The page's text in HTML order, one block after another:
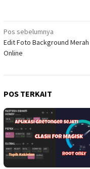
Navigasi
pos
Pos sebelumnya
Edit Foto Background Merah
Online
POS TERKAIT